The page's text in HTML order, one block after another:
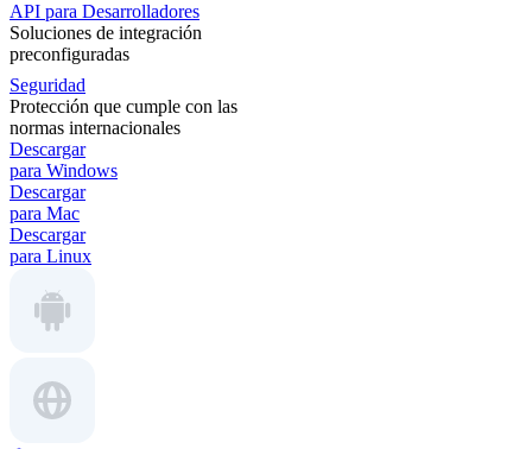
API para Desarrolladores
Soluciones de integración
preconfiguradas
Seguridad
Protección que cumple con las
normas internacionales
Descargar
para Windows
Descargar
para Mac
Descargar
para Linux